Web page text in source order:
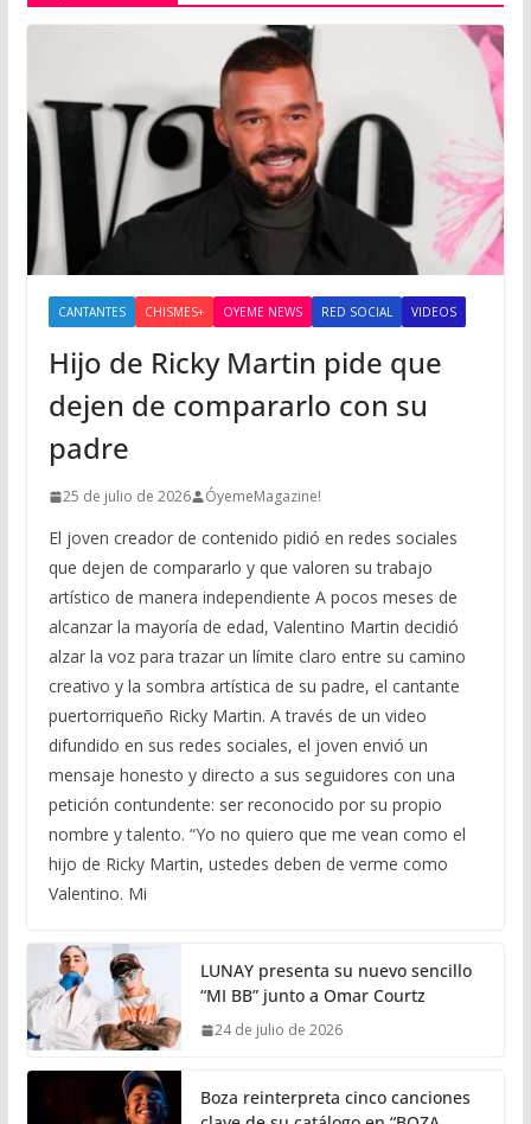
CANTANTES CHISMES+ OYEME NEWS RED SOCIAL VIDEOS
Hijo de Ricky Martin pide que
dejen de compararlo con su
padre
25 de julio de 2026 ÓyemeMagazine!
El joven creador de contenido pidió en redes sociales
que dejen de compararlo y que valoren su trabajo
artístico de manera independiente A pocos meses de
alcanzar la mayoría de edad, Valentino Martin decidió
alzar la voz para trazar un límite claro entre su camino
creativo y la sombra artística de su padre, el cantante
puertorriqueño Ricky Martin. A través de un video
difundido en sus redes sociales, el joven envió un
mensaje honesto y directo a sus seguidores con una
petición contundente: ser reconocido por su propio
nombre y talento. “Yo no quiero que me vean como el
hijo de Ricky Martin, ustedes deben de verme como
Valentino. Mi
LUNAY presenta su nuevo sencillo
“MI BB” junto a Omar Courtz
24 de julio de 2026
Boza reinterpreta cinco canciones